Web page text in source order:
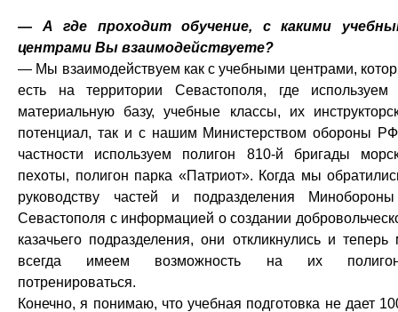
— А где проходит обучение, с какими
центрами Вы взаимодействуете?
— Мы взаимодействуем как с учебными центрами,
есть на территории Севастополя, где используем
материальную базу, учебные классы, их
потенциал, так и с нашим Министерством обороны
частности используем полигон 810-й бригады
пехоты, полигон парка «Патриот». Когда мы
руководству частей и подразделения
Севастополя с информацией о создании
казачьего подразделения, они откликнулись и
всегда имеем возможность на их
потренироваться.
Конечно, я понимаю, что учебная подготовка не дает